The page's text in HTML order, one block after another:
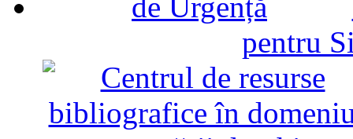
pentru